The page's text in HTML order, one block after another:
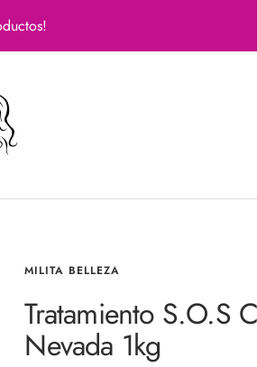
MILITA BELLEZA
Tratamiento S.O.S
Nevada 1kg